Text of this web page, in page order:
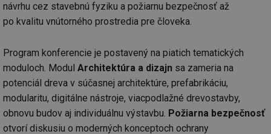
návrhu cez stavebnú fyziku a požiarnu bezpečnosť až
po kvalitu vnútorného prostredia pre človeka.
Program konferencie je postavený na piatich tematických
moduloch. Modul Architektúra a dizajn sa zameria na
potenciál dreva v súčasnej architektúre, prefabrikáciu,
modularitu, digitálne nástroje, viacpodlažné drevostavby,
obnovu budov aj individuálnu výstavbu. Požiarna bezpečnosť
otvorí diskusiu o moderných konceptoch ochrany